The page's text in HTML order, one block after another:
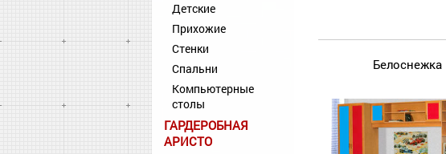
Детские
Прихожие
Стенки
Спальни
Компьютерные
столы
ГАРДЕРОБНАЯ
АРИСТО
Белоснежка